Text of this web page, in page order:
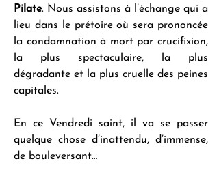
Pilate. Nous assistons à l’échange qui a
lieu dans le prétoire où sera prononcée
la condamnation à mort par crucifixion,
la plus spectaculaire, la plus
dégradante et la plus cruelle des peines
capitales.
En ce Vendredi saint, il va se passer
quelque chose d’inattendu, d’immense,
de bouleversant…